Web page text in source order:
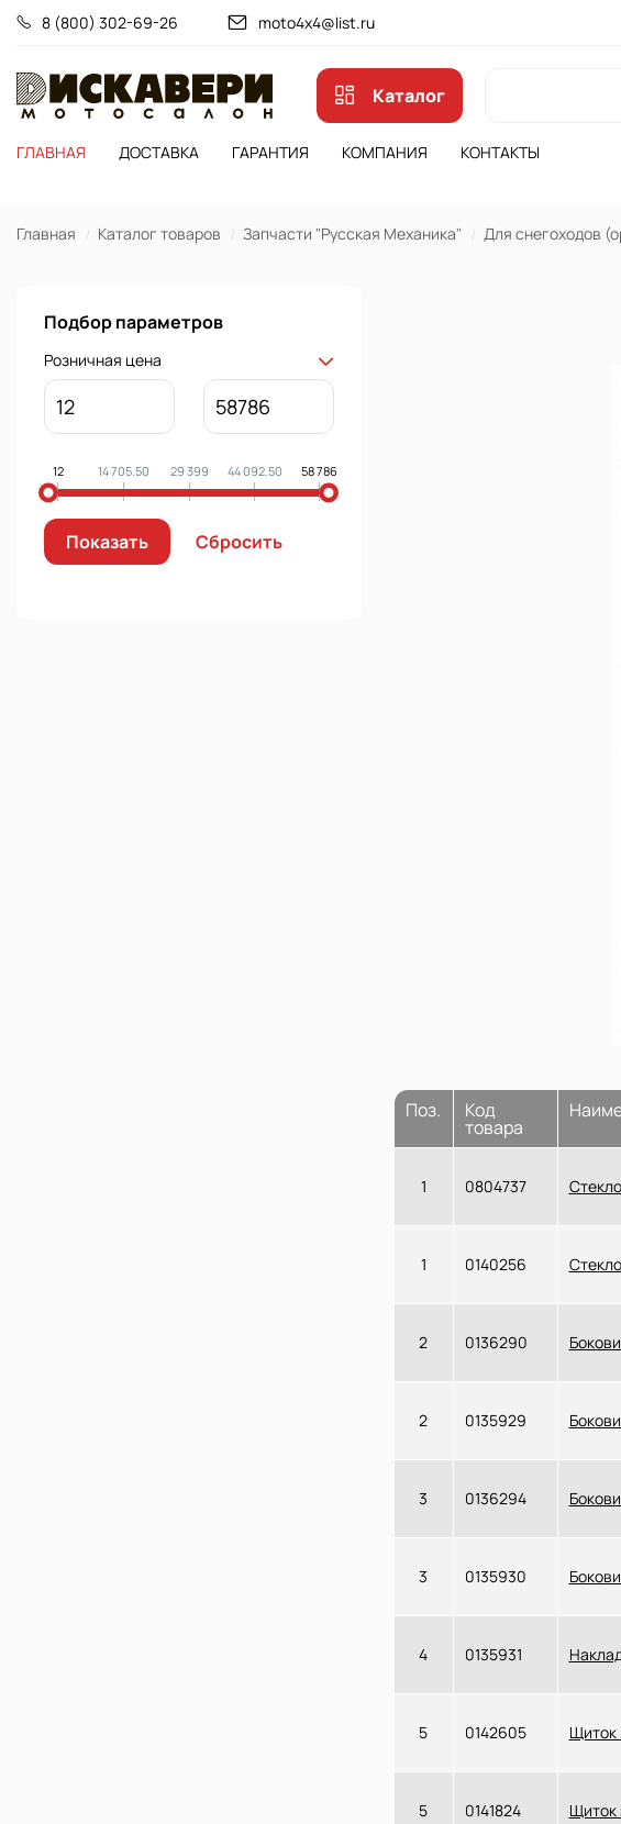
8 (800) 302-69-26 moto4x4@list.ru
Каталог
ГЛАВНАЯ
ДОСТАВКА ГАРАНТИЯ КОМПАНИЯ КОНТАКТЫ
Главная Каталог товаров Запчасти "Русская Механика" Для снегоходов
Подбор параметров
Розничная цена
12 14 705.50 29 399 44 092.50 58 786
Поз. Код
товара
1 0804737
1 0140256
2 0136290
2 0135929
3 0136294
3 0135930
4 0135931
5 0142605 Щиток
5 0141824 Щиток